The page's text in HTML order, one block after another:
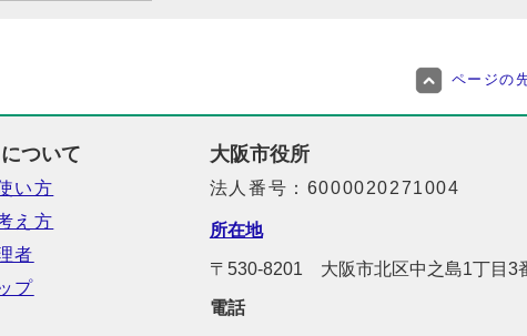
ページの
ついて
い方
え方
者
プ
大阪市役所
法人番号：6000020271004
所在地
〒530-8201 大阪市北区中之島1丁目3
電話